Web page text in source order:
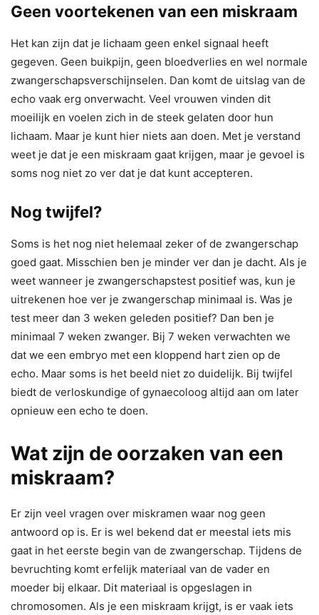
Geen voortekenen van een miskraam
Het kan zijn dat je lichaam geen enkel signaal heeft
gegeven. Geen buikpijn, geen bloedverlies en wel normale
zwangerschapsverschijnselen. Dan komt de uitslag van de
echo vaak erg onverwacht. Veel vrouwen vinden dit
moeilijk en voelen zich in de steek gelaten door hun
lichaam. Maar je kunt hier niets aan doen. Met je verstand
weet je dat je een miskraam gaat krijgen, maar je gevoel is
soms nog niet zo ver dat je dat kunt accepteren.
Nog twijfel?
Soms is het nog niet helemaal zeker of de zwangerschap
goed gaat. Misschien ben je minder ver dan je dacht. Als je
weet wanneer je zwangerschapstest positief was, kun je
uitrekenen hoe ver je zwangerschap minimaal is. Was je
test meer dan 3 weken geleden positief? Dan ben je
minimaal 7 weken zwanger. Bij 7 weken verwachten we
dat we een embryo met een kloppend hart zien op de
echo. Maar soms is het beeld niet zo duidelijk. Bij twijfel
biedt de verloskundige of gynaecoloog altijd aan om later
opnieuw een echo te doen.
Wat zijn de oorzaken van een
miskraam?
Er zijn veel vragen over miskramen waar nog geen
antwoord op is. Er is wel bekend dat er meestal iets mis
gaat in het eerste begin van de zwangerschap. Tijdens de
bevruchting komt erfelijk materiaal van de vader en
moeder bij elkaar. Dit materiaal is opgeslagen in
chromosomen. Als je een miskraam krijgt, is er vaak iets